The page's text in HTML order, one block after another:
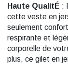
Haute QualitÉ :
cette veste en
seulement
respirante et
corporelle de
plus, ce gilet en